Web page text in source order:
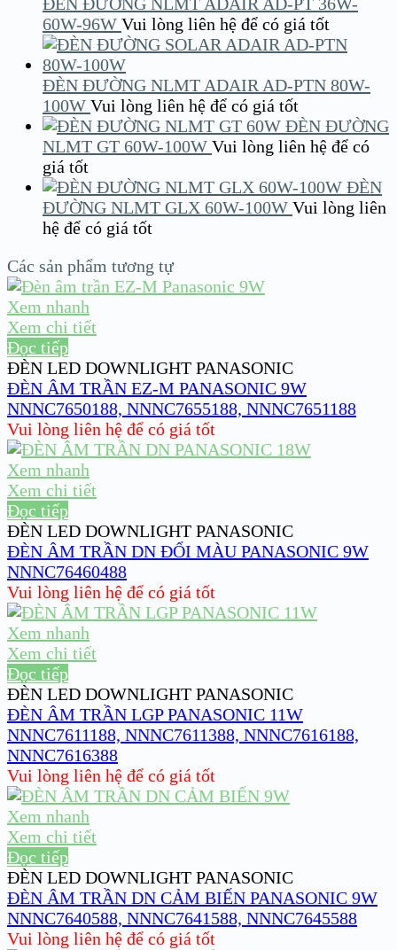
60W-96W Vui lòng liên hệ để có giá tốt
ĐÈN ĐƯỜNG NLMT ADAIR AD-PTN 80W-
100W Vui lòng liên hệ để có giá tốt
ĐÈN ĐƯỜNG
NLMT GT 60W-100W Vui lòng liên hệ để có
giá tốt
ĐÈN
ĐƯỜNG NLMT GLX 60W-100W Vui lòng liên
hệ để có giá tốt
Các sản phẩm tương tự
Xem nhanh
Xem chi tiết
Đọc tiếp
ĐÈN LED DOWNLIGHT PANASONIC
ĐÈN ÂM TRẦN EZ-M PANASONIC 9W
NNNC7650188, NNNC7655188, NNNC7651188
Vui lòng liên hệ để có giá tốt
Xem nhanh
Xem chi tiết
Đọc tiếp
ĐÈN LED DOWNLIGHT PANASONIC
ĐÈN ÂM TRẦN DN ĐỔI MÀU PANASONIC 9W
NNNC76460488
Vui lòng liên hệ để có giá tốt
Xem nhanh
Xem chi tiết
Đọc tiếp
ĐÈN LED DOWNLIGHT PANASONIC
ĐÈN ÂM TRẦN LGP PANASONIC 11W
NNNC7611188, NNNC7611388, NNNC7616188,
NNNC7616388
Vui lòng liên hệ để có giá tốt
Xem nhanh
Xem chi tiết
Đọc tiếp
ĐÈN LED DOWNLIGHT PANASONIC
ĐÈN ÂM TRẦN DN CẢM BIẾN PANASONIC 9W
NNNC7640588, NNNC7641588, NNNC7645588
Vui lòng liên hệ để có giá tốt